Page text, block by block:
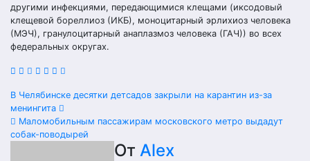
другими инфекциями, передающимися клещами (иксодовый
клещевой бореллиоз (ИКБ), моноцитарный эрлихиоз человека
(МЭЧ), гранулоцитарный анаплазмоз человека (ГАЧ)) во всех
федеральных округах.
Навигация
по
В Челябинске десятки детсадов закрыли на карантин из-за
менингита
Маломобильным пассажирам московского метро выдадут
собак-поводырей
От Alex